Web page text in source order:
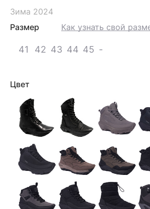
Зима 2024
Размер
Как узнать свой
41 42 43 44 45 -
Цвет